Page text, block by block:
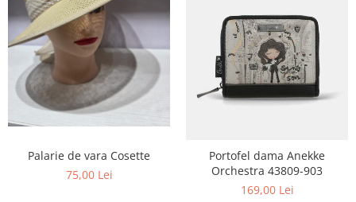
Palarie de vara Cosette
75,00 Lei
Portofel dama Anekke
Orchestra 43809-903
169,00 Lei